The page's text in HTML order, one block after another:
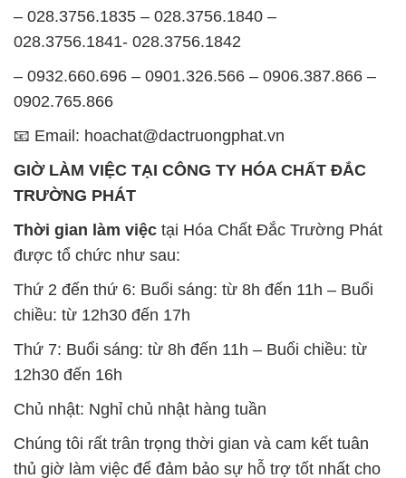
📧 Email: hoachat@dactruongphat.vn
TRƯỜNG PHÁT
được tổ chức như sau:
Thứ 2 đến thứ 6: Buổi sáng: từ 8h đến 11h – Buổi
chiều: từ 12h30 đến 17h
Thứ 7: Buổi sáng: từ 8h đến 11h – Buổi chiều: từ
12h30 đến 16h
Chủ nhật: Nghỉ chủ nhật hàng tuần
thủ giờ làm việc để đảm bảo sự hỗ trợ tốt nhất cho
khách hàng và đảm bảo hiệu suất công việc cao
nhất của nhân viên.
BẢN ĐỒ MAP TẠI CÔNG TY HÓA CHẤT ĐẮC
TRƯỜNG PHÁT